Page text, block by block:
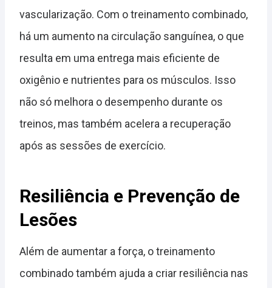
vascularização. Com o treinamento combinado,
há um aumento na circulação sanguínea, o que
resulta em uma entrega mais eficiente de
oxigênio e nutrientes para os músculos. Isso
não só melhora o desempenho durante os
treinos, mas também acelera a recuperação
após as sessões de exercício.
Resiliência e Prevenção de
Lesões
Além de aumentar a força, o treinamento
combinado também ajuda a criar resiliência nas